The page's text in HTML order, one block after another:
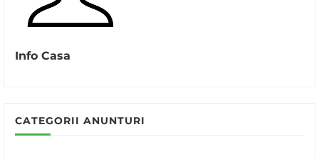
Info Casa
CATEGORII ANUNTURI